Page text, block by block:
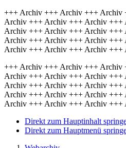
+++ Archiv +++ Archiv +++ Archiv
Archiv +++ Archiv +++ Archiv
Archiv +++ Archiv +++ Archiv
Archiv +++ Archiv +++ Archiv
Archiv +++ Archiv +++ Archiv
+++ Archiv +++ Archiv +++ Archiv
Archiv +++ Archiv +++ Archiv
Archiv +++ Archiv +++ Archiv
Archiv +++ Archiv +++ Archiv
Archiv +++ Archiv +++ Archiv
Direkt zum Hauptinhalt
Direkt zum Hauptmenü